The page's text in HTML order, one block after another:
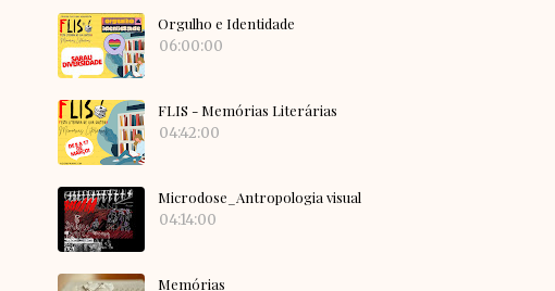
Orgulho e Identidade
06:00:00
FLIS - Memórias Literárias
04:42:00
Microdose_Antropologia visual
04:14:00
Memórias